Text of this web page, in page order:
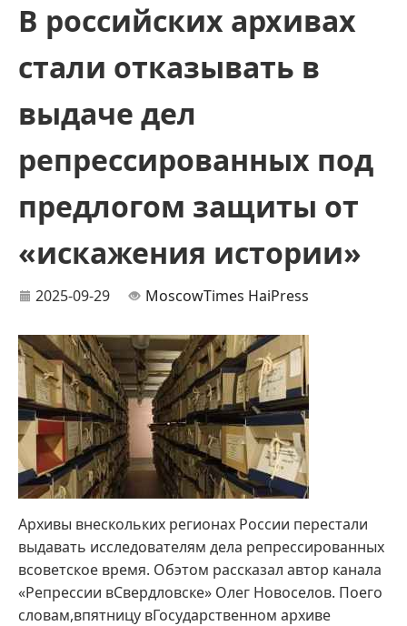
В российских архивах
стали отказывать в
выдаче дел
репрессированных под
предлогом защиты от
«искажения истории»
2025-09-29 MoscowTimes HaiPress
Архивы внескольких регионах России перестали
выдавать исследователям дела репрессированных
всоветское время. Обэтом рассказал автор канала
«Репрессии вСвердловске» Олег Новоселов. Поего
словам,впятницу вГосударственном архиве